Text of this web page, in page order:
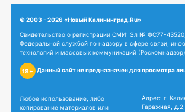
© 2003 - 2026 «Новый Калининград.Ru»
Свидетельство о регистрации СМИ: Эл № ФС77-
Федеральной службой по надзору в сфере связи,
технологий и массовых коммуникаций (Роскомнадзор)
18+ Данный сайт не предназначен для просмотра
Любое использование, либо
копирование материалов или
Адрес: г.
Гаражная,